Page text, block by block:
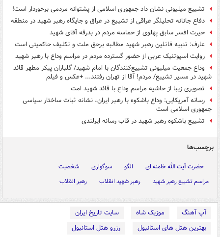
تشییع میلیونی نشان داد جمهوری اسلامی از پشتوانه مردمی برخوردار است!
دفاع جانانه تحلیلگر عراقی از تشییع در عراق و جایگاه رهبر شهید در منطقه
حیرت افسر سابق پهلوی از حماسه مردم در بدرقه آقای شهید
عارف: تنبیه قاتلین رهبر شهید مطالبه برحق ملت و تکلیف حاکمیتی است
روایت اسپوتنیک عربی از حضور گسترده مردم در مراسم وداع با رهبر شهید
وداع جمعیت میلیونی تشییع‌کنندگان با امام شهید/ گلباران پیکر مطهر قائد
شهید در مسیر تشییع‌/ مردم! آقا از تهران رفتند... +عکس و فیلم
تصویری زیبا از حاشیه مراسم وداع با قائد شهید امت
رسانه آمریکایی: وداع باشکوه با رهبر ایران، نشانه ثبات ساختار سیاسی
جمهوری اسلامی است
تشییع باشکوه رهبر شهید در قاب رسانه ایرلندی
برچسب‌ها
حضرت آیت الله خامنه ای الگو سوگواری
شخصیت
مراسم تشییع رهبر شهید
رهبر شهید انقلاب رهبر انقلاب
آپ آهنگ موزیک شاه
سایت تاریخ ایران
بهترین هتل های استانبول
رزرو هتل استانبول